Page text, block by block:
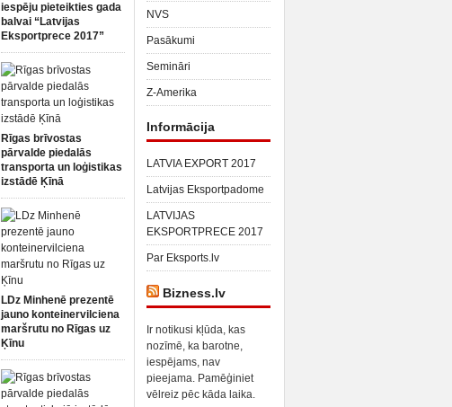
iespēju pieteikties gada
balvai “Latvijas
Eksportprece 2017”
Rīgas brīvostas
pārvalde piedalās
transporta un loģistikas
izstādē Ķīnā
LDz Minhenē prezentē
jauno konteinervilciena
maršrutu no Rīgas uz
Ķīnu
NVS
Pasākumi
Semināri
Z-Amerika
Informācija
LATVIA EXPORT 2017
Latvijas Eksportpadome
LATVIJAS
EKSPORTPRECE 2017
Par Eksports.lv
Bizness.lv
Ir notikusi kļūda, kas
nozīmē, ka barotne,
iespējams, nav
pieejama. Pamēģiniet
vēlreiz pēc kāda laika.